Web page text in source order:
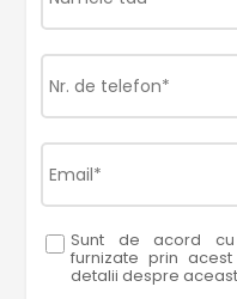
Sunt de acord cu
furnizate prin
detalii despre